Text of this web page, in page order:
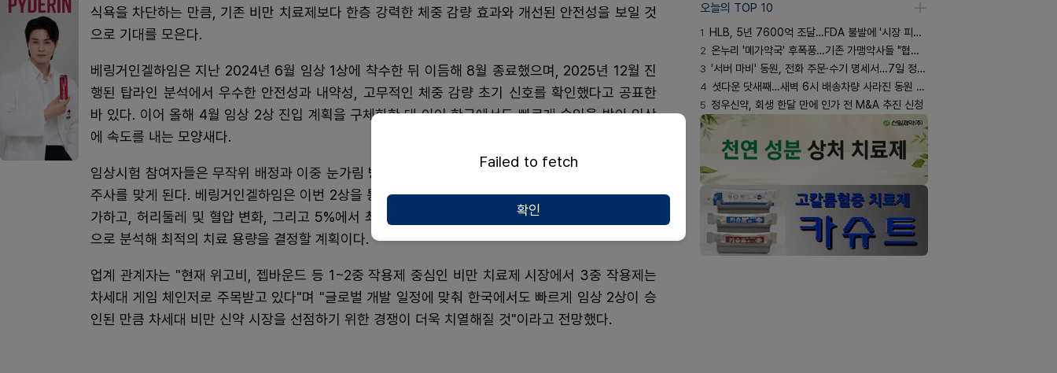
식욕을 차단하는 만큼, 기존 비만 치료제보다 한층 강력한 체중 감량 효과와 개선된 안전성을 보일 것
으로 기대를 모은다.
베링거인겔하임은 지난 2024년 6월 임상 1상에 착수한 뒤 이듬해 8월 종료했으며, 2025년 12월 진
행된 탑라인 분석에서 우수한 안전성과 내약성, 고무적인 체중 감량 초기 신호를 확인했다고 공표한
바 있다. 이어 올해 4월 임상 2상 진입 계획을 구체화한 데 이어 한국에서도 빠르게 승인을 받아 임상
에 속도를 내는 모양새다.
임상시험 참여자들은 무작위 배정과 이중 눈가림 방식을 통해 총 7개 중재군으로 나뉘어 주 1회 피하
주사를 맞게 된다. 베링거인겔하임은 이번 2상을 통해 42주 시점의 체중 변화율(%)을 일차적으로 평
가하고, 허리둘레 및 혈압 변화, 그리고 5%에서 최대 20% 이상의 체중 감량 달성 비율 등을 종합적
으로 분석해 최적의 치료 용량을 결정할 계획이다.
업계 관계자는 "현재 위고비, 젭바운드 등 1~2중 작용제 중심인 비만 치료제 시장에서 3중 작용제는
차세대 게임 체인저로 주목받고 있다"며 "글로벌 개발 일정에 맞춰 한국에서도 빠르게 임상 2상이 승
인된 만큼 차세대 비만 신약 시장을 선점하기 위한 경쟁이 더욱 치열해질 것"이라고 전망했다.
오늘의 TOP 10
1
HLB, 5년 7600억 조달…FDA 불발에 '시장 피로감'
2 온누리 '메가약국' 후폭풍…기존 가맹약사들 "협의체 만들자"
3 '서버 마비' 동원, 전화 주문·수기 명세서…7일 정상화 되나
4 셧다운 닷새째…새벽 6시 배송차량 사라진 동원 물류센터
5 정우신약, 회생 한달 만에 인가 전 M&A 추진 신청
Failed to fetch
확인